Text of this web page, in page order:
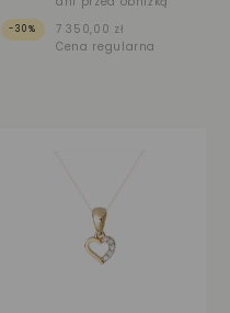
-30%
7 350,00 zł
Cena regularna